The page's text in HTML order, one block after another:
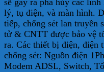
sẽ gây ra phá hủy các
lý, tụ điện, và màn hình.
tiếp, chống sét lan truyền
tử & CNTT được bảo vệ
ra. Các thiết bị điện, điện
chống sét: Nguồn điện
Modem ADSL, Switch,